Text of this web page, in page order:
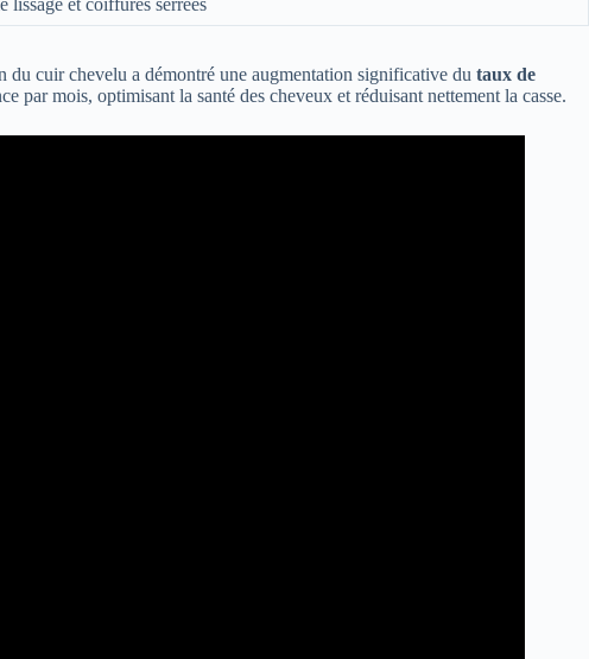
du cuir chevelu a démontré une augmentation significative du taux de
par mois, optimisant la santé des cheveux et réduisant nettement la casse.